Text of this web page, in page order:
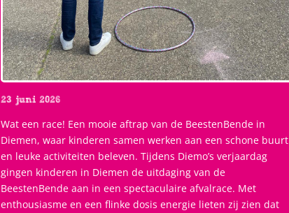
23 juni 2026
Wat een race! Een mooie aftrap van de BeestenBende in
Diemen, waar kinderen samen werken aan een schone buurt
en leuke activiteiten beleven. Tijdens Diemo’s verjaardag
gingen kinderen in Diemen de uitdaging van de
BeestenBende aan in een spectaculaire afvalrace. Met
enthousiasme en een flinke dosis energie lieten zij zien dat